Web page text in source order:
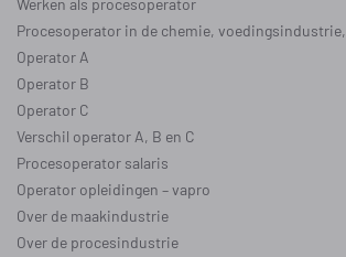
Procesoperator in de chemie, voedingsindustrie,
Operator A
Operator B
Operator C
Verschil operator A, B en C
Procesoperator salaris
Operator opleidingen –vapro
Over de maakindustrie
Over de procesindustrie